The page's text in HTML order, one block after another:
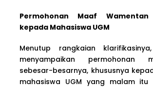
Permohonan Maaf Wamentan
kepada Mahasiswa UGM
Menutup rangkaian
menyampaikan permohonan
sebesar-besarnya, khususnya
mahasiswa UGM yang malam itu